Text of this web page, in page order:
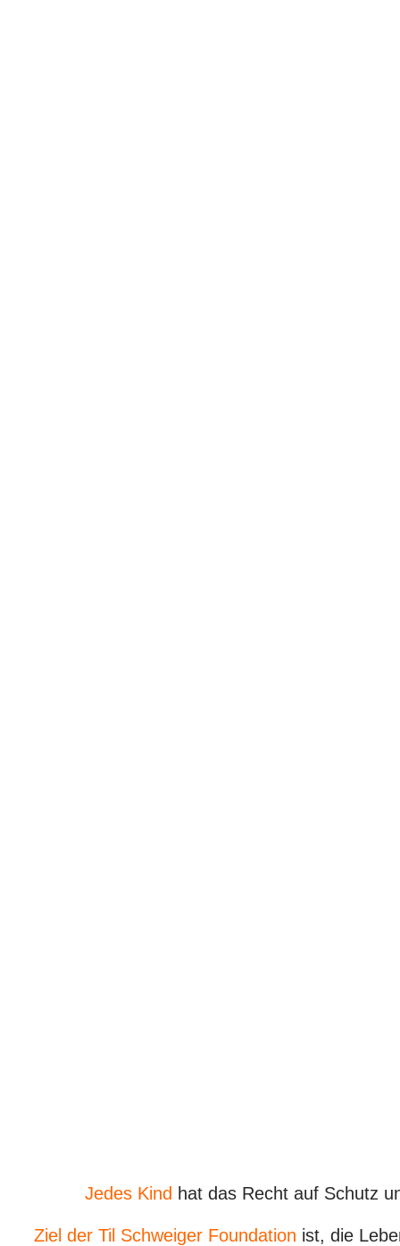
Jedes Kind hat das Recht auf Schutz
Ziel der Til Schweiger Foundation ist, die